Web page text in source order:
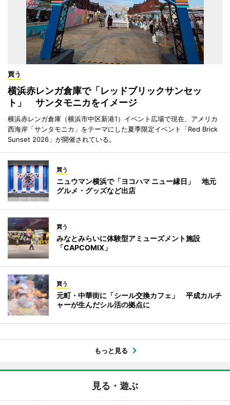
買う
横浜赤レンガ倉庫で「レッドブリックサンセッ
ト」 サンタモニカをイメージ
横浜赤レンガ倉庫（横浜市中区新港1）イベント広場で現在、アメリカ
西海岸「サンタモニカ」をテーマにした夏季限定イベント「Red Brick
Sunset 2026」が開催されている。
買う
ニュウマン横浜で「ヨコハマ ニュー縁日」 地元
グルメ・グッズなど出店
買う
みなとみらいに体験型アミューズメント施設
「CAPCOMIX」
買う
元町・中華街に「シール交換カフェ」 平成カルチ
ャーが生んだシル活の拠点に
もっと見る
見る・遊ぶ